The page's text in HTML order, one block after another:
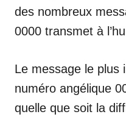
des nombreux
0000 transmet à
Le message le plus
numéro angélique
quelle que soit la